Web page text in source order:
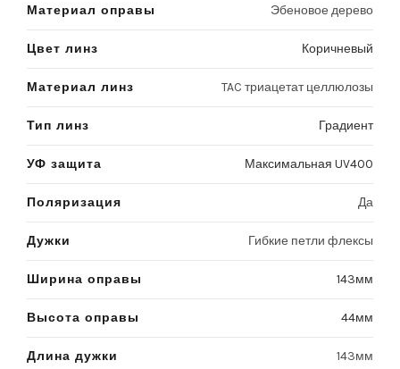
Материал оправы Эбеновое дерево
Цвет линз Коричневый
Материал линз TAC триацетат целлюлозы
Тип линз Градиент
УФ защита Максимальная UV400
Поляризация Да
Дужки Гибкие петли флексы
Ширина оправы 143мм
Высота оправы 44мм
Длина дужки 143мм